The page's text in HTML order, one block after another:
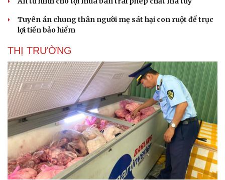
Du lịch
Tư vấn
Săn Tour
check-in
Podcast
Câu chuyện thời sự
Đọc truyện đêm khuya
Cửa sổ tình yêu
Tuyên án chung thân người mẹ sát hại con ruột để trục
lợi tiền bảo hiểm
THỊ TRƯỜNG